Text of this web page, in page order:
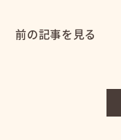
前の記事を見る